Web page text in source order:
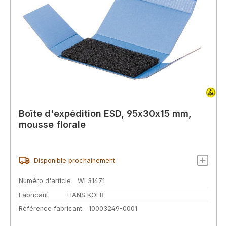
Boîte d'expédition ESD, 95x30x15 mm,
mousse florale
Disponible prochainement
Numéro d'article
WL31471
Fabricant
HANS KOLB
Référence fabricant
10003249-0001